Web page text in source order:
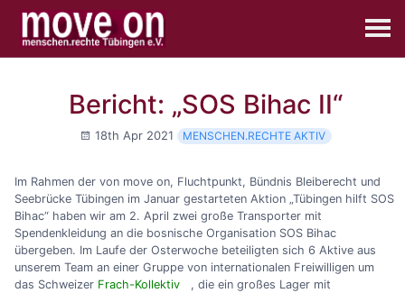
Bericht: „SOS Bihac II“
18th Apr 2021 MENSCHEN.RECHTE AKTIV
Im Rahmen der von move on, Fluchtpunkt, Bündnis Bleiberecht und
Seebrücke Tübingen im Januar gestarteten Aktion „Tübingen hilft SOS
Bihac“ haben wir am 2. April zwei große Transporter mit
Spendenkleidung an die bosnische Organisation SOS Bihac
übergeben. Im Laufe der Osterwoche beteiligten sich 6 Aktive aus
unserem Team an einer Gruppe von internationalen Freiwilligen um
das Schweizer Frach-Kollektiv
, die ein großes Lager mit